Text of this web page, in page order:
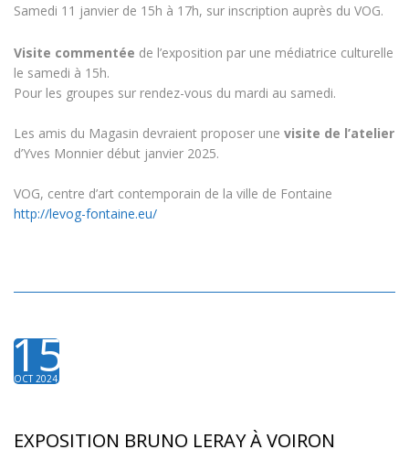
Samedi 11 janvier de 15h à 17h, sur inscription auprès du VOG.
Visite commentée de l’exposition par une médiatrice culturelle
le samedi à 15h.
Pour les groupes sur rendez-vous du mardi au samedi.
Les amis du Magasin devraient proposer une visite de l’atelier
d’Yves Monnier début janvier 2025.
VOG, centre d’art contemporain de la ville de Fontaine
http://levog-fontaine.eu/
15
OCT 2024
EXPOSITION BRUNO LERAY À VOIRON